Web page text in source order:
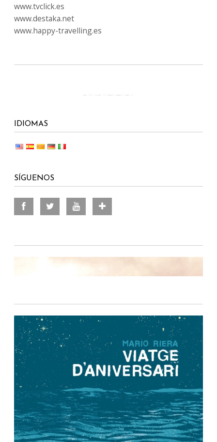
www.tvclick.es
www.destaka.net
www.happy-travelling.es
IDIOMAS
SÍGUENOS